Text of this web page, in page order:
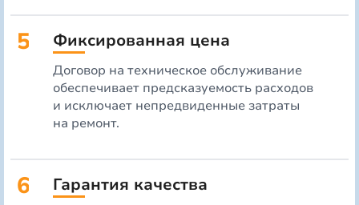
5 Фиксированная цена
Договор на техническое обслуживание
обеспечивает предсказуемость расходов
и исключает непредвиденные затраты
на ремонт.
6 Гарантия качества